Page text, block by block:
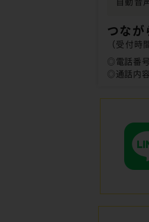
つなが
（受付
◎電話番
◎通話内